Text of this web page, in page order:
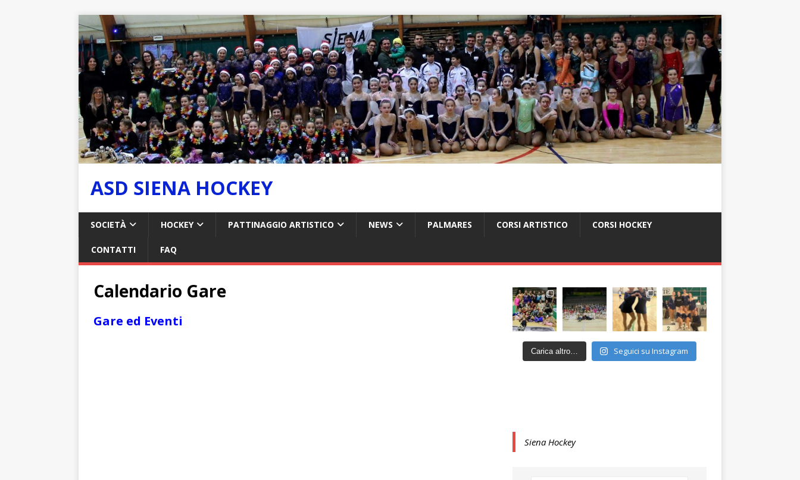
ASD SIENA HOCKEY
SOCIETÀ HOCKEY PATTINAGGIO ARTISTICO NEWS PALMARES CORSI ARTISTICO CORSI HOCKEY
CONTATTI FAQ
Calendario Gare
Gare ed Eventi
Carica altro… Seguici su Instagram
Siena Hockey